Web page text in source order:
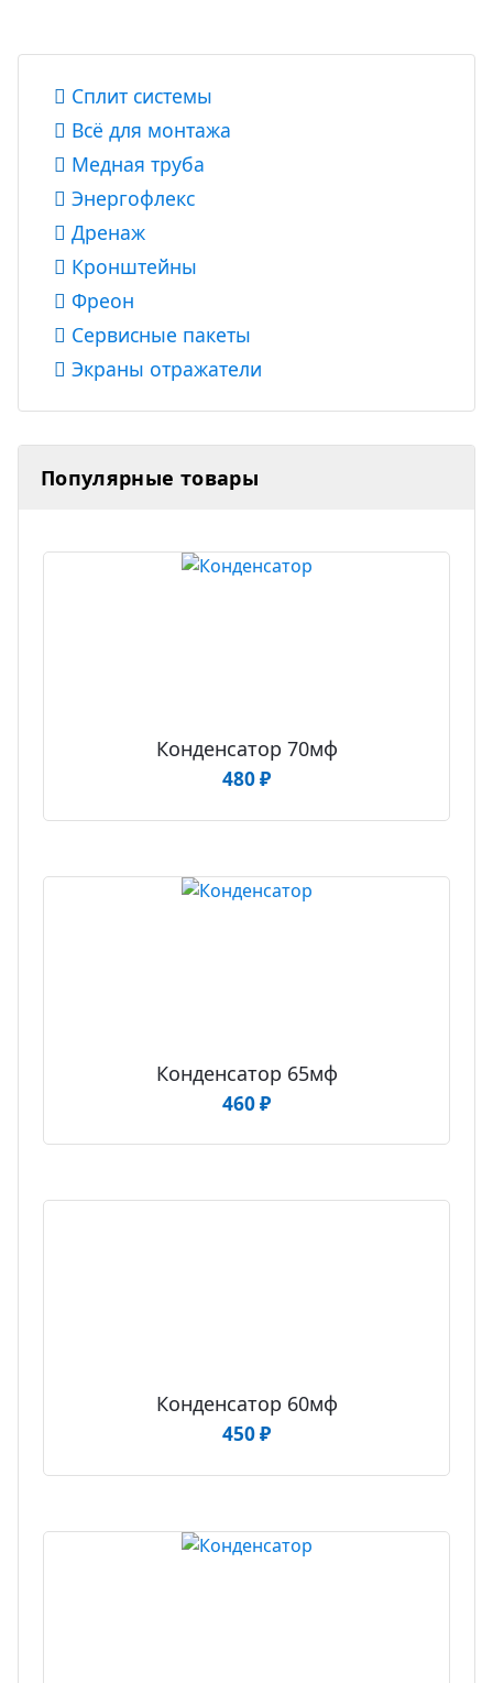
Сплит системы
Всё для монтажа
Медная труба
Энергофлекс
Дренаж
Кронштейны
Фреон
Сервисные пакеты
Экраны отражатели
Популярные товары
Конденсатор 70мф
480₽
Конденсатор 65мф
460₽
Конденсатор 60мф
450₽